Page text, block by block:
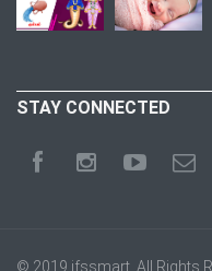
STAY CONNECTED
© 2019 ifssmart . All Rights